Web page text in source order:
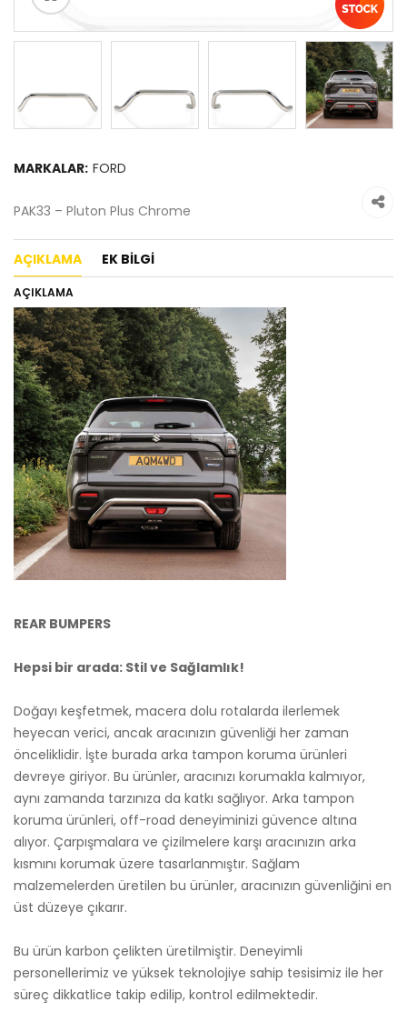
MARKALAR: FORD
PAK33 – Pluton Plus Chrome
AÇIKLAMA EK BILGI
AÇIKLAMA
REAR BUMPERS
Hepsi bir arada: Stil ve Sağlamlık!
Doğayı keşfetmek, macera dolu rotalarda ilerlemek
heyecan verici, ancak aracınızın güvenliği her zaman
önceliklidir. İşte burada arka tampon koruma ürünleri
devreye giriyor. Bu ürünler, aracınızı korumakla kalmıyor,
aynı zamanda tarzınıza da katkı sağlıyor. Arka tampon
koruma ürünleri, off-road deneyiminizi güvence altına
alıyor. Çarpışmalara ve çizilmelere karşı aracınızın arka
kısmını korumak üzere tasarlanmıştır. Sağlam
malzemelerden üretilen bu ürünler, aracınızın güvenliğini en
üst düzeye çıkarır.
Bu ürün karbon çelikten üretilmiştir. Deneyimli
personellerimiz ve yüksek teknolojiye sahip tesisimiz ile her
süreç dikkatlice takip edilip, kontrol edilmektedir.